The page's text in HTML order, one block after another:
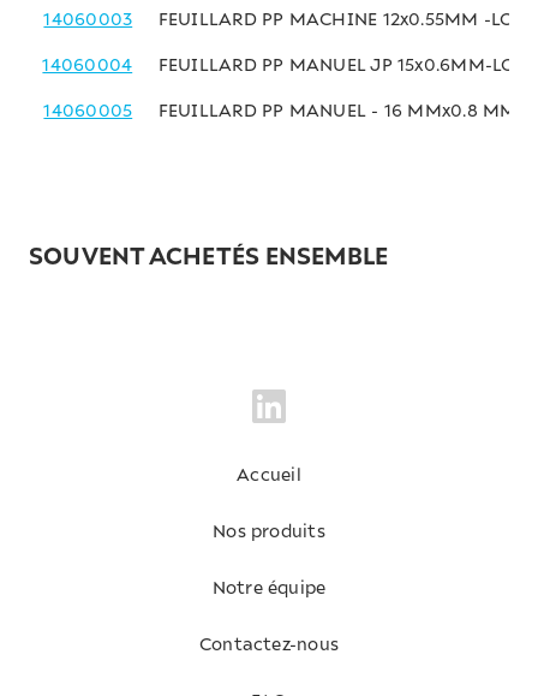
14060003 FEUILLARD PP MACHINE 12x0.55MM -
14060004 FEUILLARD PP MANUEL JP 15x0.6MM-
14060005 FEUILLARD PP MANUEL - 16 MMx0.8 MM
SOUVENT ACHETÉS ENSEMBLE
Accueil
Nos produits
Notre équipe
Contactez-nous